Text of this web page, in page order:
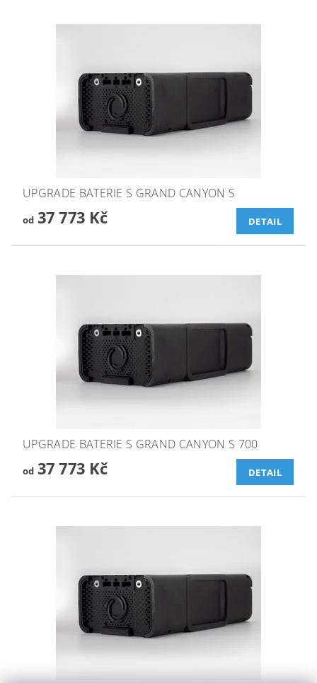
UPGRADE BATERIE S GRAND CANYON S
od37 773 Kč DETAIL
UPGRADE BATERIE S GRAND CANYON S 700
od37 773 Kč DETAIL